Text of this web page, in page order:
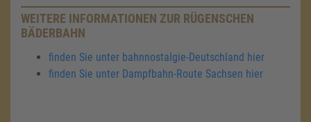
WEITERE INFORMATIONEN ZUR RÜGENSCHEN
BÄDERBAHN
finden Sie unter bahnnostalgie-Deutschland hier
finden Sie unter Dampfbahn-Route Sachsen hier